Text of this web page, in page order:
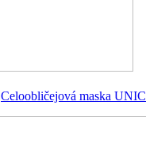
Celoobličejová maska